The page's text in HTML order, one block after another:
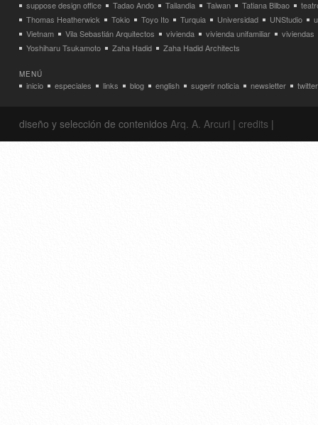
suppose design office
Tadao Ando Tailandia Taiwan Tatiana Bilbao
Thomas Heatherwick
Tokio Toyo Ito Turquia Universidad UNStudio
Vietnam
Vila Sebastián Arquitectos vivienda vivienda unifamiliar
viviendas
Yoshiharu Tsukamoto
Zaha Hadid Zaha Hadid Architects
MENÚ
inicio especiales links blog english sugerir noticia newsletter twitter
diseño y selección de contenidos Arq. A. Arcuri | credits |